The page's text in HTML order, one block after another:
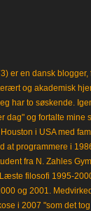
er en dansk
og akademisk
har to søskende.
og fortalte mine
i USA med
at programmere i
fra N. Zahles
filosofi 1995-
og 2001.
i 2007 "som det